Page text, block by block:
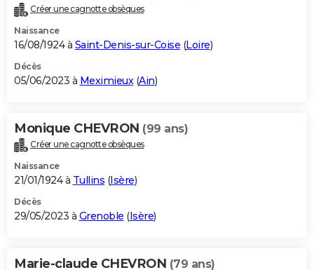
Créer une cagnotte obsèques
Naissance
16/08/1924 à Saint-Denis-sur-Coise (Loire)
Décès
05/06/2023 à Meximieux(Ain)
Monique CHEVRON (99 ans)
Créer une cagnotte obsèques
Naissance
21/01/1924 à Tullins (Isère)
Décès
29/05/2023 à Grenoble (Isère)
Marie-claude CHEVRON (79 ans)